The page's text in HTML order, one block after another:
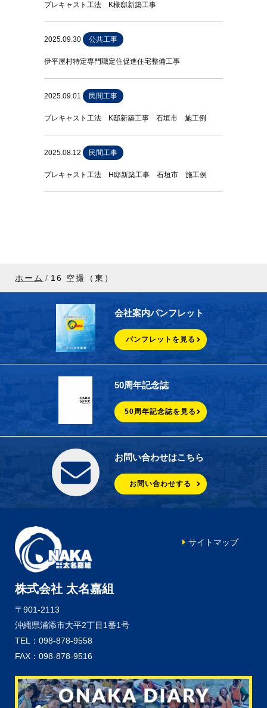
プレキャスト工法 K様邸新築工事
2025.09.30 公共工事
伊平屋村特定専門職定住促進住宅整備工事
2025.09.01 民間工事
プレキャスト工法 K邸新築工事 石垣市 施工例
2025.08.12 民間工事
プレキャスト工法 H邸新築工事 石垣市 施工例
ホーム 16 空撮（東）
会社案内パンフレット
パンフレットを見る
50周年記念誌
50周年記念誌を見る
お問い合わせはこちら
お問い合わせする
株式会社 太名嘉組
〒901-2113
沖縄県浦添市大平2丁目1番1号
TEL：098-878-9558
FAX：098-878-9516
サイトマップ